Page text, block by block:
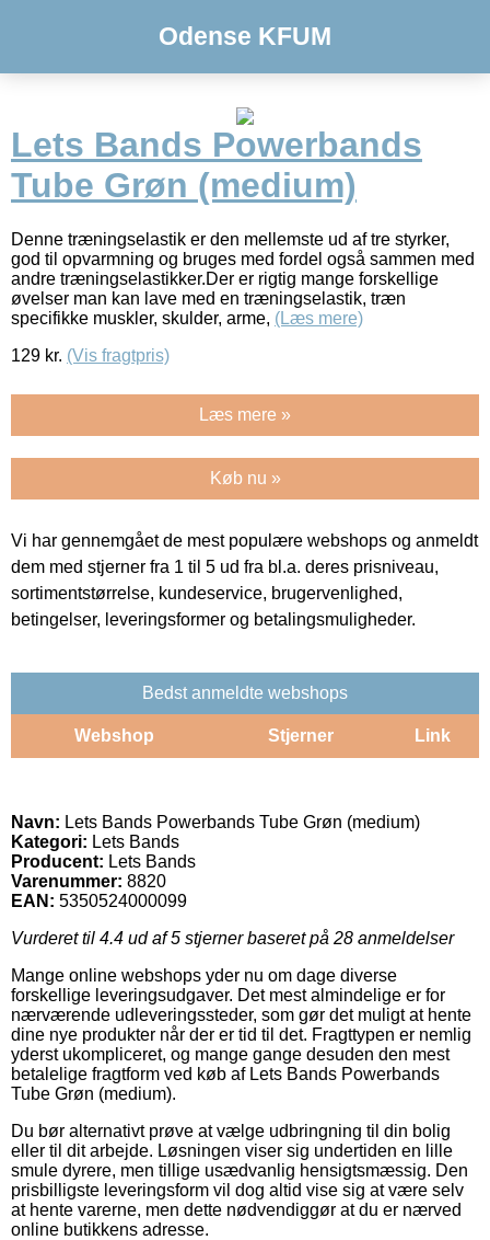
Odense KFUM
Lets Bands Powerbands
Tube Grøn (medium)
Denne træningselastik er den mellemste ud af tre styrker,
god til opvarmning og bruges med fordel også sammen med
andre træningselastikker.Der er rigtig mange forskellige
øvelser man kan lave med en træningselastik, træn
specifikke muskler, skulder, arme, (Læs mere)
129 kr. (Vis fragtpris)
Læs mere »
Køb nu »
Vi har gennemgået de mest populære webshops og anmeldt
dem med stjerner fra 1 til 5 ud fra bl.a. deres prisniveau,
sortimentstørrelse, kundeservice, brugervenlighed,
betingelser, leveringsformer og betalingsmuligheder.
Bedst anmeldte webshops
Webshop Stjerner Link
Navn: Lets Bands Powerbands Tube Grøn (medium)
Kategori: Lets Bands
Producent: Lets Bands
Varenummer: 8820
EAN: 5350524000099
Vurderet til 4.4 ud af 5 stjerner baseret på 28 anmeldelser
Mange online webshops yder nu om dage diverse
forskellige leveringsudgaver. Det mest almindelige er for
nærværende udleveringssteder, som gør det muligt at hente
dine nye produkter når der er tid til det. Fragttypen er nemlig
yderst ukompliceret, og mange gange desuden den mest
betalelige fragtform ved køb af Lets Bands Powerbands
Tube Grøn (medium).
Du bør alternativt prøve at vælge udbringning til din bolig
eller til dit arbejde. Løsningen viser sig undertiden en lille
smule dyrere, men tillige usædvanlig hensigtsmæssig. Den
prisbilligste leveringsform vil dog altid vise sig at være selv
at hente varerne, men dette nødvendiggør at du er nærved
online butikkens adresse.